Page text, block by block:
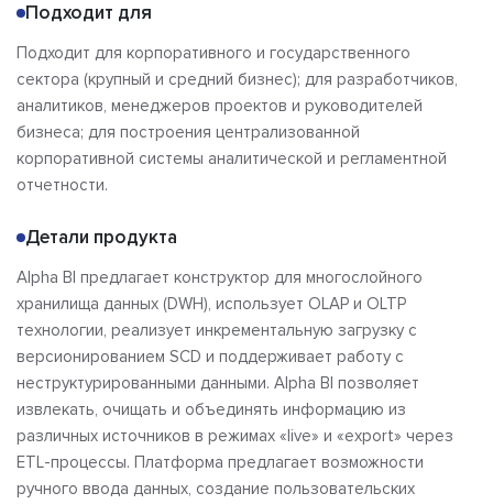
Подходит для
Подходит для корпоративного и государственного
сектора (крупный и средний бизнес); для разработчиков,
аналитиков, менеджеров проектов и руководителей
бизнеса; для построения централизованной
корпоративной системы аналитической и регламентной
отчетности.
Детали продукта
Alpha BI предлагает конструктор для многослойного
хранилища данных (DWH), использует OLAP и OLTP
технологии, реализует инкрементальную загрузку с
версионированием SCD и поддерживает работу с
неструктурированными данными. Alpha BI позволяет
извлекать, очищать и объединять информацию из
различных источников в режимах «live» и «export» через
ETL-процессы. Платформа предлагает возможности
ручного ввода данных, создание пользовательских